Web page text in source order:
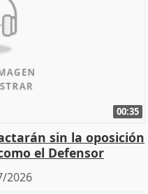
00:35
sin la oposición
el Defensor
2026